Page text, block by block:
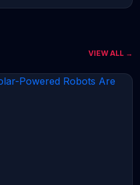
VIEW ALL →